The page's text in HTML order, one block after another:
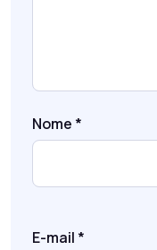
Nome *
E-mail *